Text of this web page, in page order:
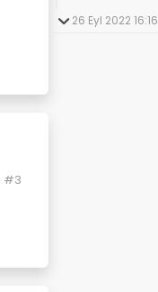
#3
26 Eyl 2022 16:16